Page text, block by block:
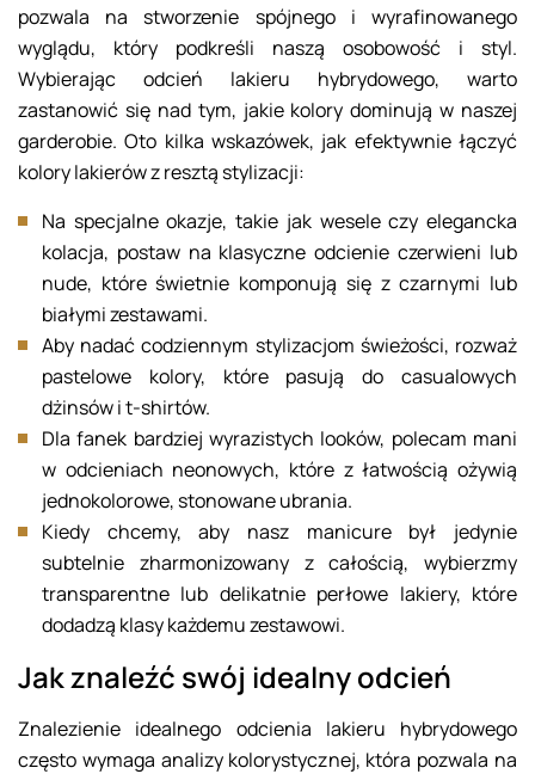
pozwala na stworzenie spójnego i wyrafinowanego
wyglądu, który podkreśli naszą osobowość i styl.
Wybierając odcień lakieru hybrydowego, warto
zastanowić się nad tym, jakie kolory dominują w naszej
garderobie. Oto kilka wskazówek, jak efektywnie łączyć
kolory lakierów z resztą stylizacji:
Na specjalne okazje, takie jak wesele czy elegancka
kolacja, postaw na klasyczne odcienie czerwieni lub
nude, które świetnie komponują się z czarnymi lub
białymi zestawami.
Aby nadać codziennym stylizacjom świeżości, rozważ
pastelowe kolory, które pasują do casualowych
dżinsów i t-shirtów.
Dla fanek bardziej wyrazistych looków, polecam mani
w odcieniach neonowych, które z łatwością ożywią
jednokolorowe, stonowane ubrania.
Kiedy chcemy, aby nasz manicure był jedynie
subtelnie zharmonizowany z całością, wybierzmy
transparentne lub delikatnie perłowe lakiery, które
dodadzą klasy każdemu zestawowi.
Jak znaleźć swój idealny odcień
Znalezienie idealnego odcienia lakieru hybrydowego
często wymaga analizy kolorystycznej, która pozwala na